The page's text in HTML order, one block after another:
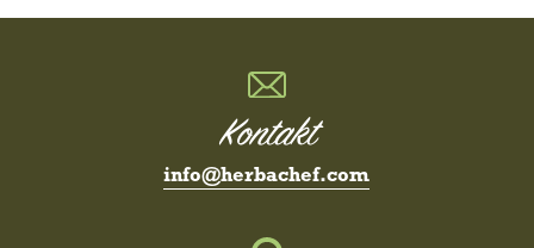
Kontakt
info@herbachef.com